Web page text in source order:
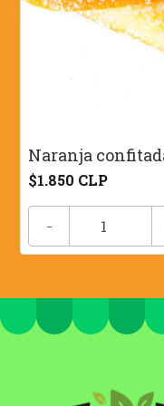
Naranja
$1.850 CLP
-